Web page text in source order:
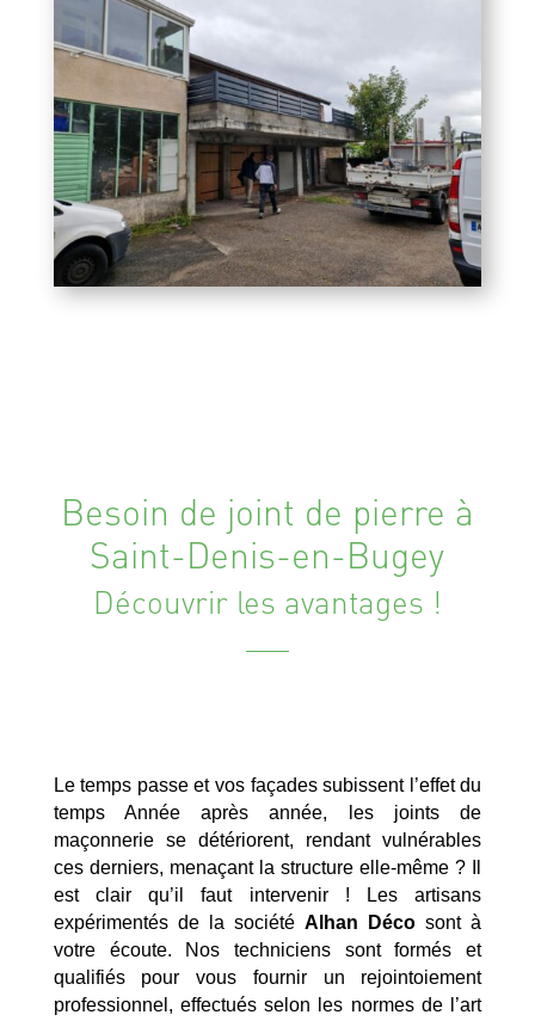
Besoin de joint de pierre à
Saint-Denis-en-Bugey
Découvrir les avantages !
Le temps passe et vos façades subissent l’effet du
temps Année après année, les joints de
maçonnerie se détériorent, rendant vulnérables
ces derniers, menaçant la structure elle-même ? Il
est clair qu’il faut intervenir ! Les artisans
expérimentés de la sociétéAlhan Déco sont à
votre écoute. Nos techniciens sont formés et
qualifiés pour vous fournir un rejointoiement
professionnel, effectués selon les normes de l’art